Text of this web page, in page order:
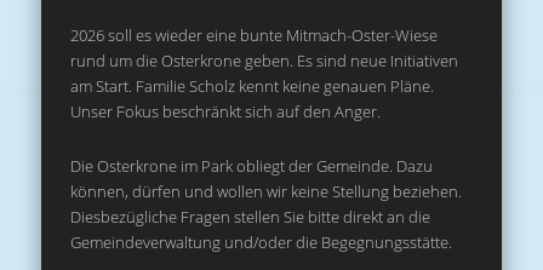
2026 soll es wieder eine bunte Mitmach-Oster-Wiese
rund um die Osterkrone geben. Es sind neue Initiativen
am Start. Familie Scholz kennt keine genauen Pläne.
Unser Fokus beschränkt sich auf den Anger.
Die Osterkrone im Park obliegt der Gemeinde. Dazu
können, dürfen und wollen wir keine Stellung beziehen.
Diesbezügliche Fragen stellen Sie bitte direkt an die
Gemeindeverwaltung und/oder die Begegnungsstätte.